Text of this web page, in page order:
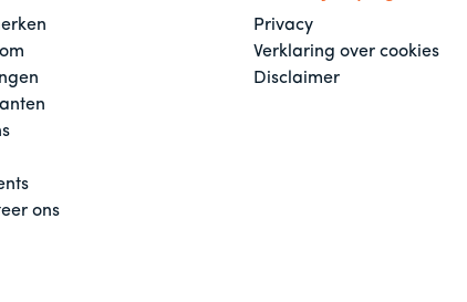
ons
Privacy
Verklaring over cookies
Disclaimer